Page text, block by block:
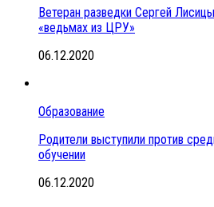
Ветеран разведки Сергей
«ведьмах из ЦРУ»
06.12.2020
Образование
Родители выступили против
обучении
06.12.2020